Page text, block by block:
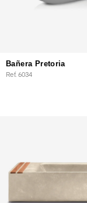
Bañera Pretoria
Ref. 6034